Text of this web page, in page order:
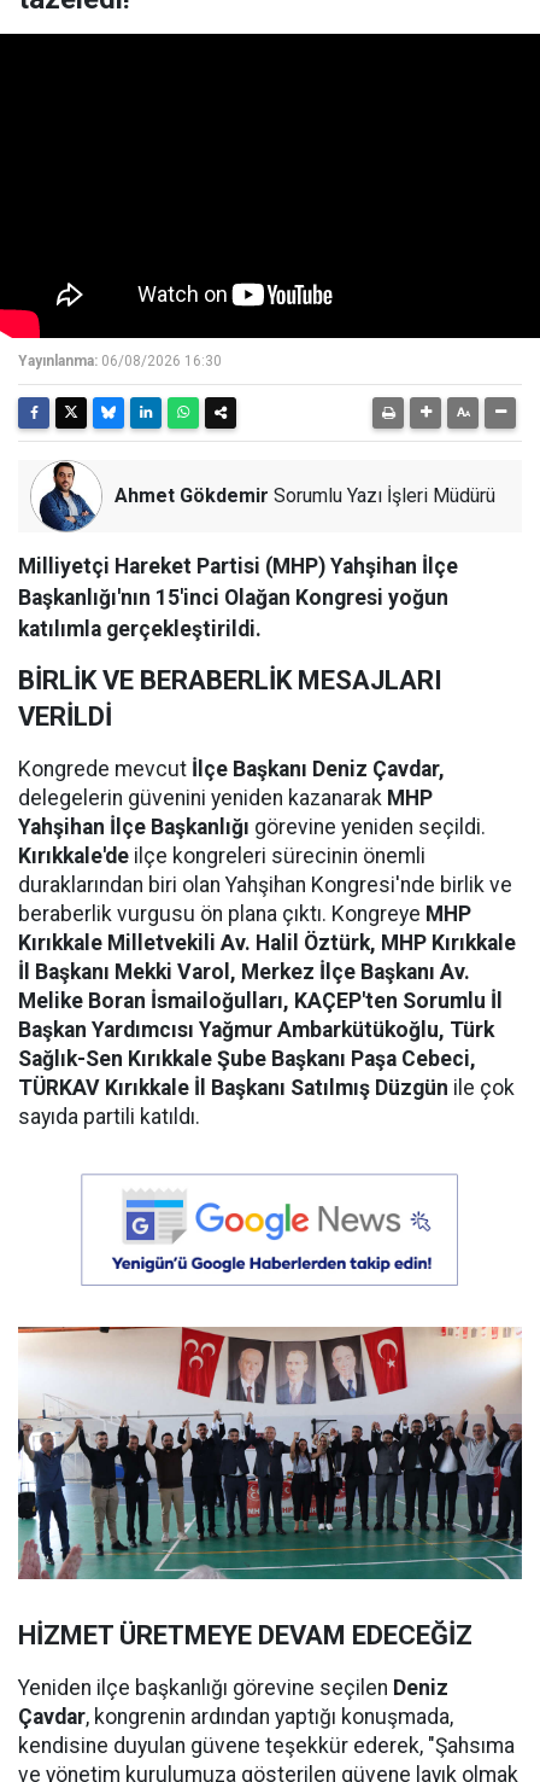
Yayınlanma: 06/08/2026 16:30
Ahmet Gökdemir Sorumlu Yazı İşleri Müdürü
Milliyetçi Hareket Partisi (MHP) Yahşihan İlçe
Başkanlığı'nın 15'inci Olağan Kongresi yoğun
katılımla gerçekleştirildi.
BİRLİK VE BERABERLİK MESAJLARI
VERİLDİ
Kongrede mevcut İlçe Başkanı Deniz Çavdar,
delegelerin güvenini yeniden kazanarak MHP
Yahşihan İlçe Başkanlığı görevine yeniden seçildi.
Kırıkkale'de ilçe kongreleri sürecinin önemli
duraklarından biri olan Yahşihan Kongresi'nde birlik ve
beraberlik vurgusu ön plana çıktı. Kongreye MHP
Kırıkkale Milletvekili Av. Halil Öztürk, MHP Kırıkkale
İl Başkanı Mekki Varol, Merkez İlçe Başkanı Av.
Melike Boran İsmailoğulları, KAÇEP'ten Sorumlu İl
Başkan Yardımcısı Yağmur Ambarkütükoğlu, Türk
Sağlık-Sen Kırıkkale Şube Başkanı Paşa Cebeci,
TÜRKAV Kırıkkale İl Başkanı Satılmış Düzgün ile çok
sayıda partili katıldı.
HİZMET ÜRETMEYE DEVAM EDECEĞİZ
Yeniden ilçe başkanlığı görevine seçilen Deniz
Çavdar, kongrenin ardından yaptığı konuşmada,
kendisine duyulan güvene teşekkür ederek, "Şahsıma
ve yönetim kurulumuza gösterilen güvene layık olmak